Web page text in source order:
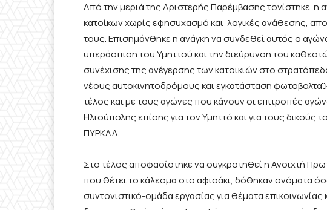
Από την μεριά της Αριστερής Παρέμβασης τονίστηκε η
κατοίκων χωρίς εφησυχασμό και λογικές ανάθεσης,
τους. Επισημάνθηκε η ανάγκη να συνδεθεί αυτός ο
υπεράσπιση του Υμηττού και την διεύρυνση του
συνέχισης της ανέγερσης των κατοικιών στο
νέους αυτοκινητοδρόμους και εγκατάσταση
τέλος και με τους αγώνες που κάνουν οι επιτροπές
Ηλιούπολης επίσης για τον Υμηττό και για τους
ΠΥΡΚΑΛ.
Στο τέλος αποφασίστηκε να συγκροτηθεί η Ανοιχτή
που θέτει το κάλεσμα στο αφισάκι, δόθηκαν ονόματα
συντονιστικό-ομάδα εργασίας για θέματα